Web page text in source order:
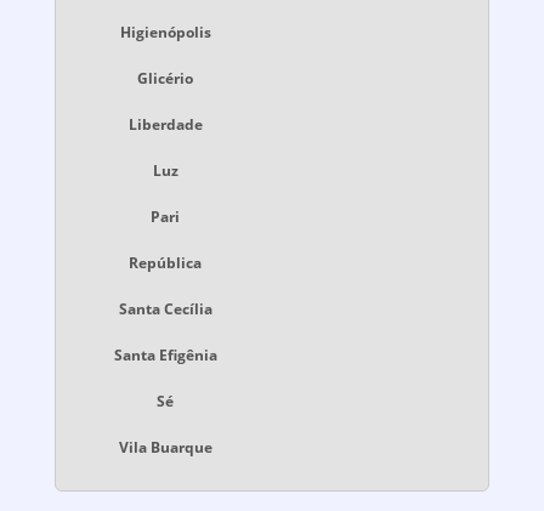
Higienópolis
Glicério
Liberdade
Luz
Pari
República
Santa Cecília
Santa Efigênia
Sé
Vila Buarque